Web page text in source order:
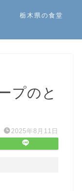
栃木県の食堂
プのと
2025年8月11日